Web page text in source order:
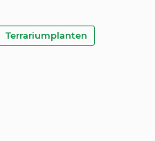
Terrariumplanten